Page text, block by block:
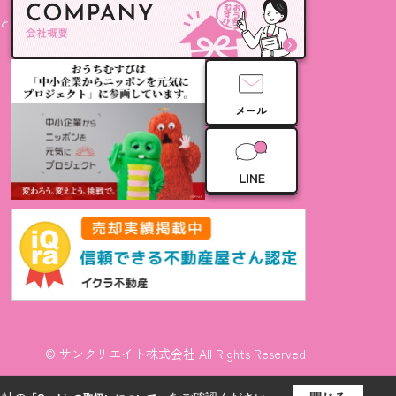
© サンクリエイト株式会社 All Rights Reserved